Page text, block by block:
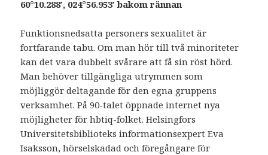
60°10.288′, 024°56.953′ bakom rännan
Funktionsnedsatta personers sexualitet är
fortfarande tabu. Om man hör till två minoriteter
kan det vara dubbelt svårare att få sin röst hörd.
Man behöver tillgängliga utrymmen som
möjliggör deltagande för den egna gruppens
verksamhet. På 90-talet öppnade internet nya
möjligheter för hbtiq-folket. Helsingfors
Universitetsbiblioteks informationsexpert Eva
Isaksson, hörselskadad och föregångare för